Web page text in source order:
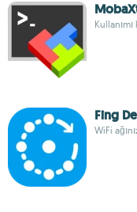
Fing
WiFi